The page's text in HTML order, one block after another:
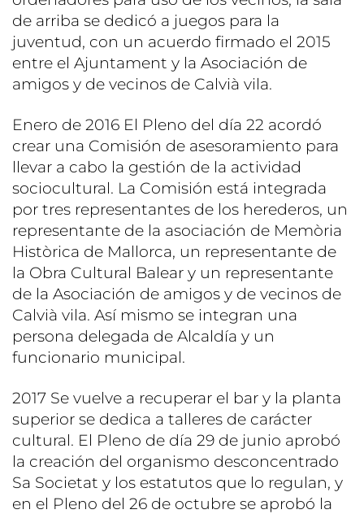
de arriba se dedicó a juegos para la
juventud, con un acuerdo firmado el 2015
entre el Ajuntament y la Asociación de
amigos y de vecinos de Calvià vila.
Enero de 2016 El Pleno del día 22 acordó
crear una Comisión de asesoramiento para
llevar a cabo la gestión de la actividad
sociocultural. La Comisión está integrada
por tres representantes de los herederos, un
representante de la asociación de Memòria
Històrica de Mallorca, un representante de
la Obra Cultural Balear y un representante
de la Asociación de amigos y de vecinos de
Calvià vila. Así mismo se integran una
persona delegada de Alcaldía y un
funcionario municipal.
2017 Se vuelve a recuperar el bar y la planta
superior se dedica a talleres de carácter
cultural. El Pleno de día 29 de junio aprobó
la creación del organismo desconcentrado
Sa Societat y los estatutos que lo regulan, y
en el Pleno del 26 de octubre se aprobó la